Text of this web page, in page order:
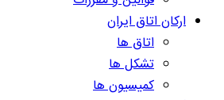
ارکان اتاق ایران
اتاق ها
تشکل ها
کمیسیون ها